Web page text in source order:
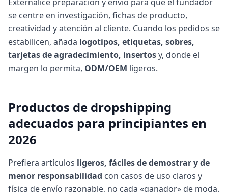
se centre en investigación, fichas de producto,
creatividad y atención al cliente. Cuando los pedidos se
estabilicen, añada logotipos, etiquetas, sobres,
tarjetas de agradecimiento, insertosy, donde el
margen lo permita, ODM/OEM ligeros.
Productos de dropshipping
adecuados para principiantes en
2026
Prefiera artículos ligeros, fáciles de demostrar y de
menor responsabilidad con casos de uso claros y
física de envío razonable, no cada «ganador» de moda.